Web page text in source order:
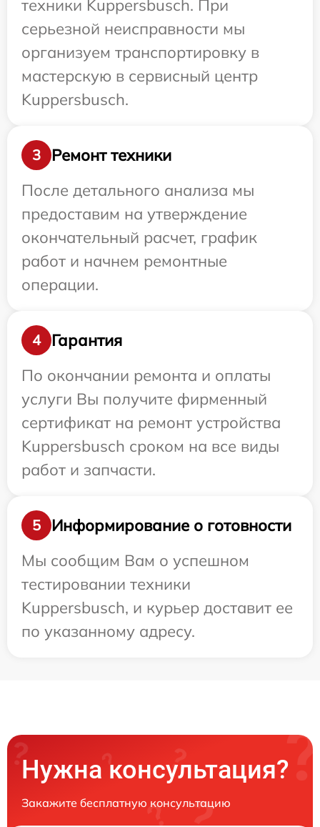
техники Kuppersbusch. При
серьезной неисправности мы
организуем транспортировку в
мастерскую в сервисный центр
Kuppersbusch.
3
Ремонт техники
После детального анализа мы
предоставим на утверждение
окончательный расчет, график
работ и начнем ремонтные
операции.
4
Гарантия
По окончании ремонта и оплаты
услуги Вы получите фирменный
сертификат на ремонт устройства
Kuppersbusch сроком на все виды
работ и запчасти.
5
Информирование о готовности
Мы сообщим Вам о успешном
тестировании техники
Kuppersbusch, и курьер доставит ее
по указанному адресу.
Нужна консультация?
Закажите бесплатную консультацию